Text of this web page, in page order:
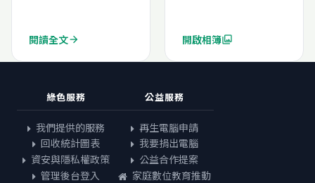
(N202411193339
閱讀全文arrow_forward 開啟相簿photo_library
綠色服務
我們提供的服務
回收統計圖表
資安與隱私權政策
管理後台登入
公益服務
再生電腦申請
我要捐出電腦
公益合作提案
家庭數位教育推動